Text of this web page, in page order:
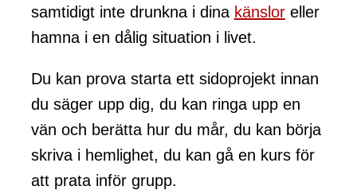
samtidigt inte drunkna i dina känsloreller
hamna i en dålig situation i livet.
Du kan prova starta ett sidoprojekt innan
du säger upp dig, du kan ringa upp en
vän och berätta hur du mår, du kan börja
skriva i hemlighet, du kan gå en kurs för
att prata inför grupp.